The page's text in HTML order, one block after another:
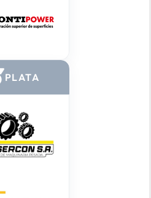
PLATA